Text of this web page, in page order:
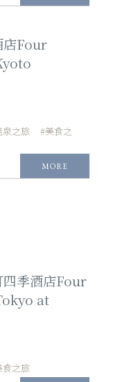
店Four
泉之旅
#美食之
MORE
四季酒店Four
at
食之旅